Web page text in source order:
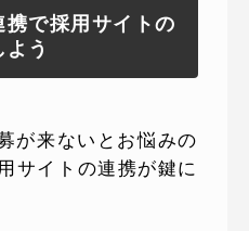
携で採用サイトの
う
が来ないとお悩みの
サイトの連携が鍵に